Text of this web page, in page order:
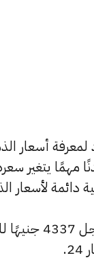
مهمًا يتغير